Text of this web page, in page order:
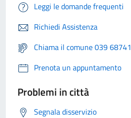
Leggi le domande frequenti
Richiedi Assistenza
Chiama il comune 039 68741
Prenota un appuntamento
Problemi in città
Segnala disservizio